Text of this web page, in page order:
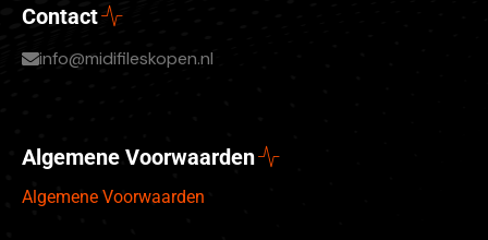
Contact
info@midifileskopen.nl
Algemene Voorwaarden
Algemene Voorwaarden